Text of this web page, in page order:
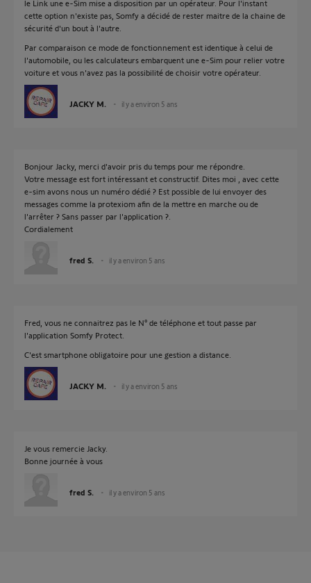
le Link une e-Sim mise a disposition par un opérateur. Pour l'instant
cette option n'existe pas, Somfy a décidé de rester maitre de la chaine de
sécurité d'un bout à l'autre.
Par comparaison ce mode de fonctionnement est identique à celui de
l'automobile, ou les calculateurs embarquent une e-Sim pour relier votre
voiture et vous n'avez pas la possibilité de choisir votre opérateur.
JACKY M. il y a environ 5 ans
Bonjour Jacky, merci d'avoir pris du temps pour me répondre.
Votre message est fort intéressant et constructif. Dites moi , avec cette
e-sim avons nous un numéro dédié ? Est possible de lui envoyer des
messages comme la protexiom afin de la mettre en marche ou de
l'arrêter ? Sans passer par l'application ?.
Cordialement
fred S. il y a environ 5 ans
Fred, vous ne connaitrez pas le N° de téléphone et tout passe par
l'application Somfy Protect.
C'est smartphone obligatoire pour une gestion a distance.
JACKY M. il y a environ 5 ans
Je vous remercie Jacky.
Bonne journée à vous
fred S. il y a environ 5 ans